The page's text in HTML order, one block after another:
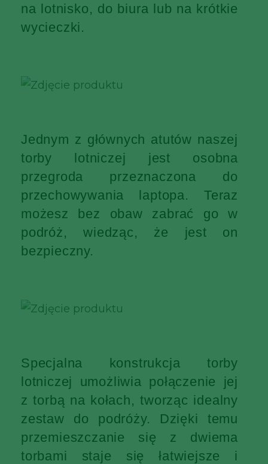
na lotnisko, do biura lub na krótkie
wycieczki.
Jednym z głównych atutów naszej
torby lotniczej jest osobna
przegroda przeznaczona do
przechowywania laptopa. Teraz
możesz bez obaw zabrać go w
podróż, wiedząc, że jest on
bezpieczny.
Specjalna konstrukcja torby
lotniczej umożliwia połączenie jej
z torbą na kołach, tworząc idealny
zestaw do podróży. Dzięki temu
przemieszczanie się z dwiema
torbami staje się łatwiejsze i